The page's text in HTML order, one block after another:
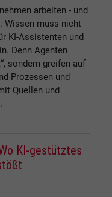
arbeiten - und
Wissen muss nicht
KI-Assistenten und
Denn Agenten
sondern greifen auf
Prozessen und
Quellen und
KI-gestütztes